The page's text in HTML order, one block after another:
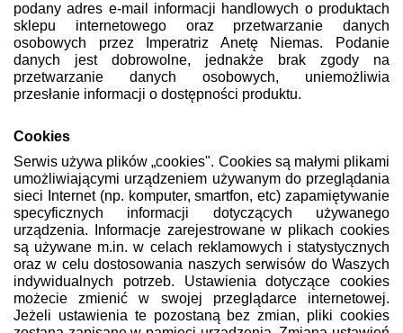
podany adres e-mail informacji handlowych o produktach
sklepu internetowego oraz przetwarzanie danych
osobowych przez Imperatriz Anetę Niemas. Podanie
danych jest dobrowolne, jednakże brak zgody na
przetwarzanie danych osobowych, uniemożliwia
przesłanie informacji o dostępności produktu.
Cookies
Serwis używa plików „cookies". Cookies są małymi plikami
umożliwiającymi urządzeniem używanym do przeglądania
sieci Internet (np. komputer, smartfon, etc) zapamiętywanie
specyficznych informacji dotyczących używanego
urządzenia. Informacje zarejestrowane w plikach cookies
są używane m.in. w celach reklamowych i statystycznych
oraz w celu dostosowania naszych serwisów do Waszych
indywidualnych potrzeb. Ustawienia dotyczące cookies
możecie zmienić w swojej przeglądarce internetowej.
Jeżeli ustawienia te pozostaną bez zmian, pliki cookies